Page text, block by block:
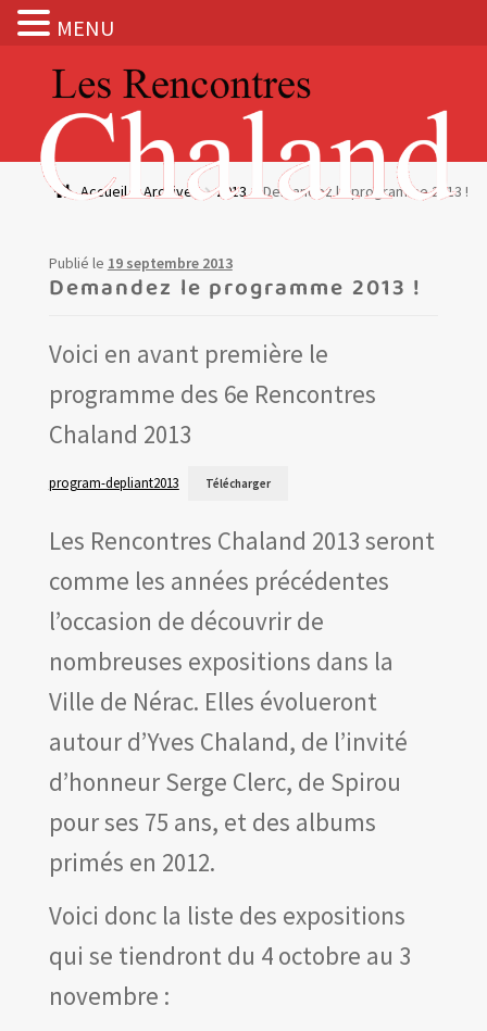
navigation
contenu
Actualités
BOUTIQUE
Les Rencontres Chaland
Prix de lecture
Hors les murs
Les amis d’Yves Chaland
LUDIBD
Accueil Archives 2013 Demandez le programme 2013 !
Publié le 19 septembre 2013
Demandez le programme 2013 !
Voici en avant première le
programme des 6e Rencontres
Chaland 2013
program-depliant2013 Télécharger
Les Rencontres Chaland 2013 seront
comme les années précédentes
l’occasion de découvrir de
nombreuses expositions dans la
Ville de Nérac. Elles évolueront
autour d’Yves Chaland, de l’invité
d’honneur Serge Clerc, de Spirou
pour ses 75 ans, et des albums
primés en 2012.
Voici donc la liste des expositions
qui se tiendront du 4 octobre au 3
novembre :
MENU